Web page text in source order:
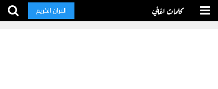
كلمات اغاني القران الكريم